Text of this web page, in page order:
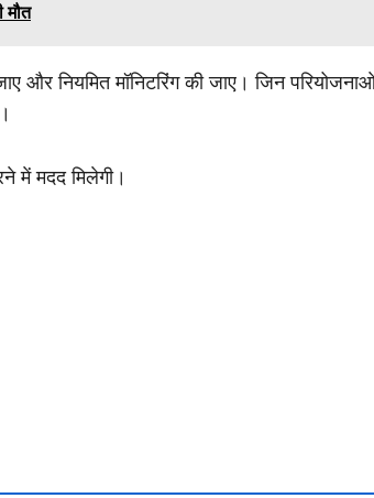
मौत
और नियमित मॉनिटरिंग की जाए। जिन
में मदद मिलेगी।